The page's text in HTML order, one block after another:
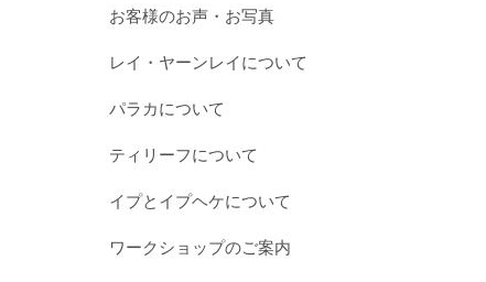
お客様のお声・お写真
レイ・ヤーンレイについて
パラカについて
ティリーフについて
イプとイプヘケについて
ワークショップのご案内